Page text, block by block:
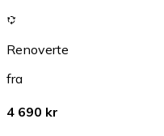
Renoverte
fra
4 690 kr